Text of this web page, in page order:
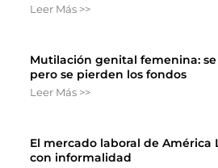
Leer Más >>
Mutilación genital femenina:
pero se pierden los fondos
Leer Más >>
El mercado laboral de América
con informalidad